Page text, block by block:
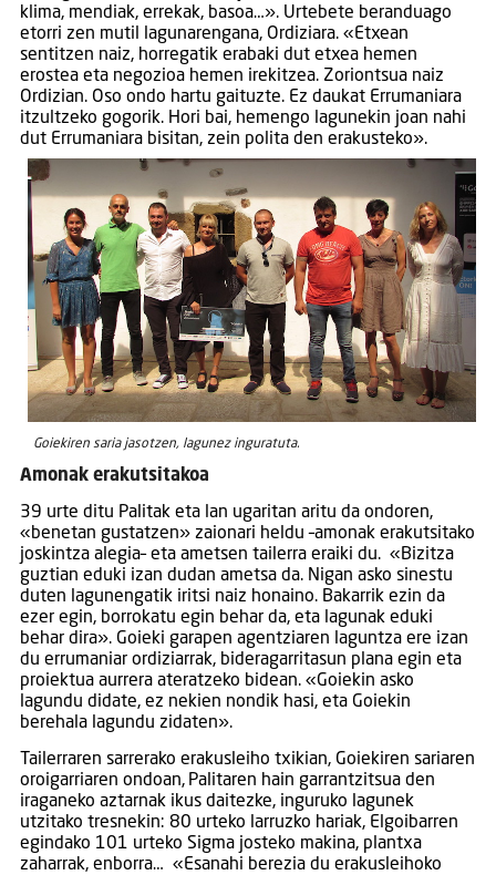
klima, mendiak, errekak, basoa…». Urtebete beranduago
etorri zen mutil lagunarengana, Ordiziara. «Etxean
sentitzen naiz, horregatik erabaki dut etxea hemen
erostea eta negozioa hemen irekitzea. Zoriontsua naiz
Ordizian. Oso ondo hartu gaituzte. Ez daukat Errumaniara
itzultzeko gogorik. Hori bai, hemengo lagunekin joan nahi
dut Errumaniara bisitan, zein polita den erakusteko».
Goiekiren saria jasotzen, lagunez inguratuta.
Amonak erakutsitakoa
39 urte ditu Palitak eta lan ugaritan aritu da ondoren,
«benetan gustatzen» zaionari heldu –amonak erakutsitako
joskintza alegia– eta ametsen tailerra eraiki du. «Bizitza
guztian eduki izan dudan ametsa da. Nigan asko sinestu
duten lagunengatik iritsi naiz honaino. Bakarrik ezin da
ezer egin, borrokatu egin behar da, eta lagunak eduki
behar dira». Goieki garapen agentziaren laguntza ere izan
du errumaniar ordiziarrak, bideragarritasun plana egin eta
proiektua aurrera ateratzeko bidean. «Goiekin asko
lagundu didate, ez nekien nondik hasi, eta Goiekin
berehala lagundu zidaten».
Tailerraren sarrerako erakusleiho txikian, Goiekiren sariaren
oroigarriaren ondoan, Palitaren hain garrantzitsua den
iraganeko aztarnak ikus daitezke, inguruko lagunek
utzitako tresnekin: 80 urteko larruzko hariak, Elgoibarren
egindako 101 urteko Sigma josteko makina, plantxa
zaharrak, enborra… «Esanahi berezia du erakusleihoko